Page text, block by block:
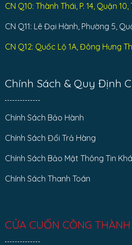
CN Q10: Thành Thái, P. 14, Quận 10,
CN Q11: Lê Đại Hành, Phường 5,
CN Q12: Quốc Lộ 1A, Đông Hưng
Chính Sách & Quy Định
Chính Sách Bảo Hành
Chính Sách Đổi Trả Hàng
Chính Sách Bảo Mật Thông Tin
Chính Sách Thanh Toán
CỬA CUỐN CÔNG